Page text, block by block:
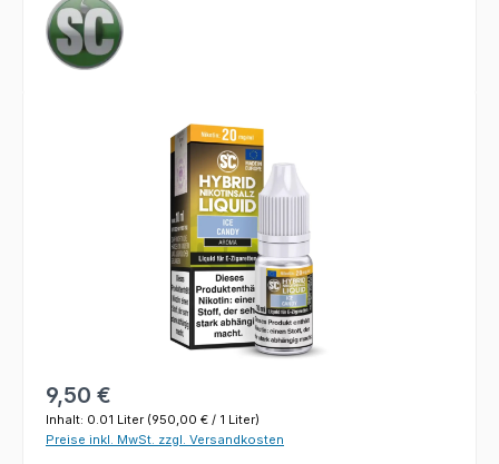
Bildergalerie überspringen
Regulärer Preis:
9,50 €
Inhalt: 0.01 Liter (950,00 € / 1 Liter)
Preise inkl. MwSt. zzgl. Versandkosten